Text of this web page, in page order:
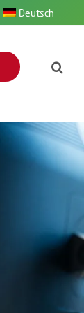
Deutsch